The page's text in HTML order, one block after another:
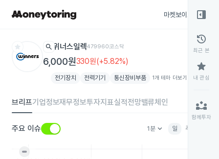
마켓보이스
star search 위너스일렉479960코스닥
6,000원330원(+5.82%)
전기장치 전력기기 통신장비부품 1개 테마 더보기
브리프기업정보재무정보투자지표실적전망밸류체인
주요 이슈 1분keyboard_arrow_down 일 주
right_panel_open
history
최근 본
star
내 관심
partner_exchange
함께투자